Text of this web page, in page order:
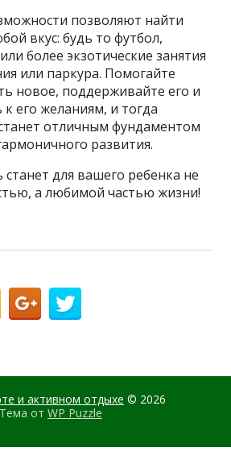
позволяют найти
вкус: будь то футбол,
более экзотические занятия
или паркура. Помогайте
новое, поддерживайте его и
его желаниям, и тогда
отличным фундаментом
развития.
станет для вашего ребенка не
а любимой частью жизни!
и активном отдыхе © 2026
Тема от WP Puzzle